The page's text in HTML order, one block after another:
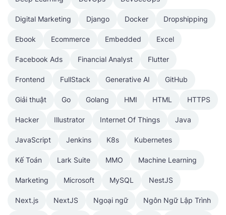
Digital Marketing Django Docker Dropshipping
Ebook Ecommerce Embedded Excel
Facebook Ads Financial Analyst Flutter
Frontend FullStack Generative AI GitHub
Giải thuật Go Golang HMI HTML HTTPS
Hacker Illustrator Internet Of Things Java
JavaScript Jenkins K8s Kubernetes
Kế Toán Lark Suite MMO Machine Learning
Marketing Microsoft MySQL NestJS
Next.js NextJS Ngoại ngữ Ngôn Ngữ Lập Trình